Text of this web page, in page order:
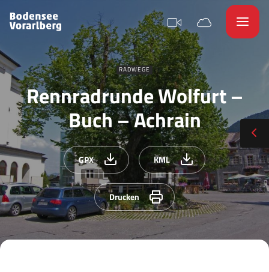
RADWEGE
Rennradrunde Wolfurt –
Buch – Achrain
GPX KML
Drucken